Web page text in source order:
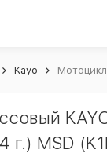
Kayo
г.) MSD